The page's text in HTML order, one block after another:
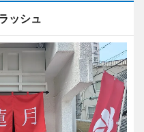
ッシュ